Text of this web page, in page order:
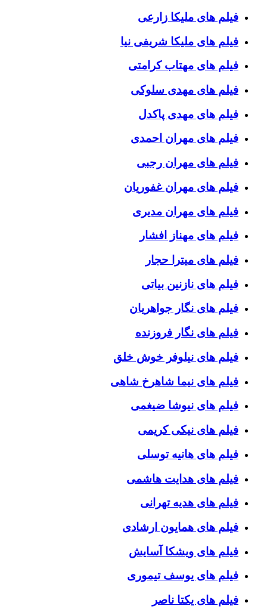
فیلم های ملیکا زارعی
فیلم های ملیکا شریفی نیا
فیلم های مهتاب کرامتی
فیلم های مهدی سلوکی
فیلم های مهدی پاکدل
فیلم های مهران احمدی
فیلم های مهران رجبی
فیلم های مهران غفوریان
فیلم های مهران مدیری
فیلم های مهناز افشار
فیلم های میترا حجار
فیلم های نازنین بیاتی
فیلم های نگار جواهریان
فیلم های نگار فروزنده
فیلم های نیلوفر خوش خلق
فیلم های نیما شاهرخ شاهی
فیلم های نیوشا ضیغمی
فیلم های نیکی کریمی
فیلم های هانیه توسلی
فیلم های هدایت هاشمی
فیلم های هدیه تهرانی
فیلم های همایون ارشادی
فیلم های ویشکا آسایش
فیلم های یوسف تیموری
فیلم های یکتا ناصر